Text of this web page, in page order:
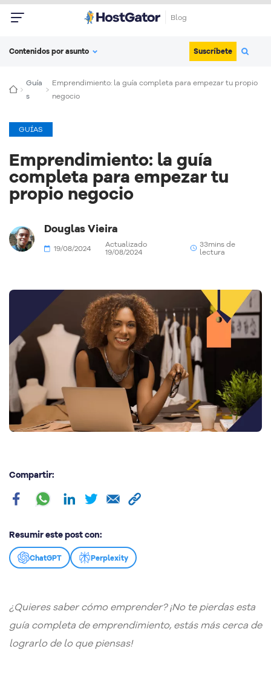
Blog
Contenidos por asunto Suscríbete
Guía
s
Emprendimiento: la guía completa para empezar tu propio
negocio
GUÍAS
Emprendimiento: la guía
completa para empezar tu
propio negocio
Douglas Vieira
19/08/2024
Actualizado
19/08/2024
33mins de
lectura
Compartir:
Resumir este post con:
ChatGPT Perplexity
¿Quieres saber cómo emprender? ¡No te pierdas esta
guía completa de emprendimiento, estás más cerca de
lograrlo de lo que piensas!